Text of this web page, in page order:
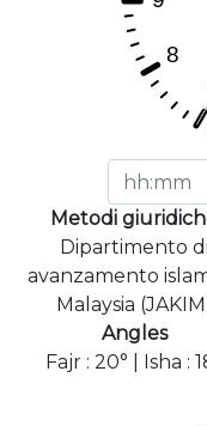
Metodi
Dipartimento di
avanzamento
Malaysia
Angles
Fajr : 20° | Isha :